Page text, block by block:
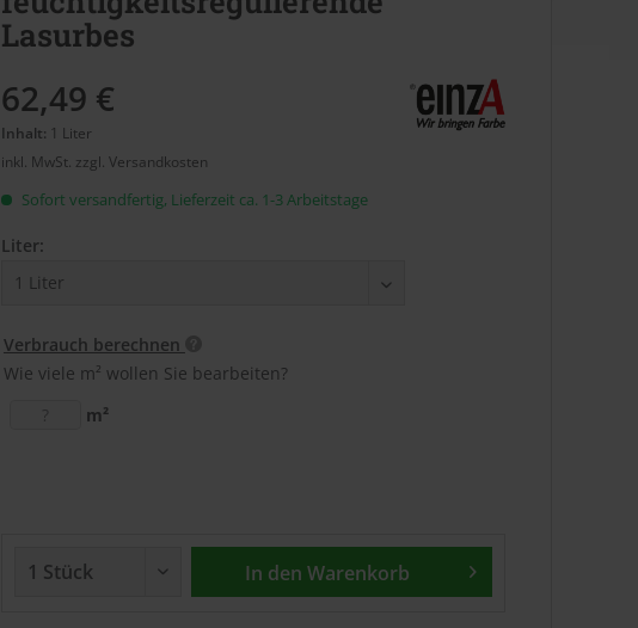
Lasurbes
62,49 €
Inhalt: 1 Liter
inkl. MwSt. zzgl. Versandkosten
Sofort versandfertig, Lieferzeit ca. 1-3 Arbeitstage
Liter:
Verbrauch berechnen
Wie viele m² wollen Sie bearbeiten?
m²
In den Warenkorb